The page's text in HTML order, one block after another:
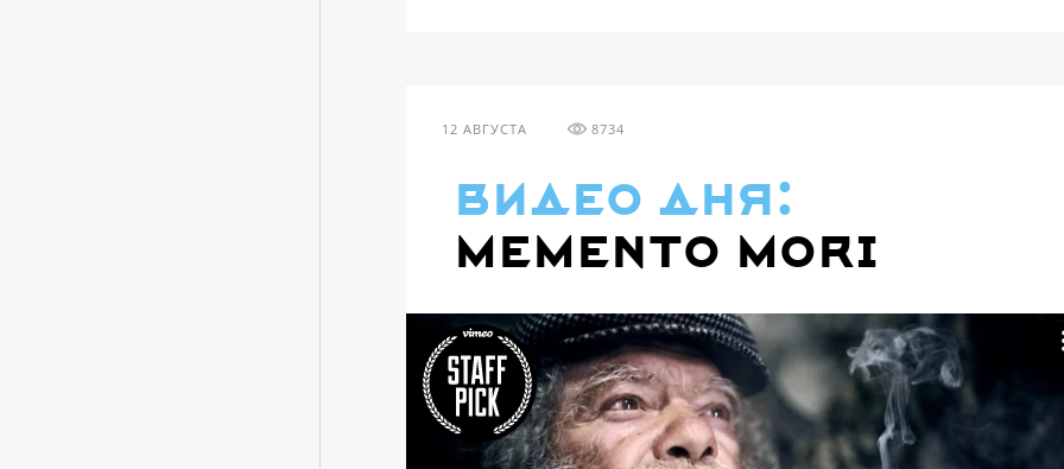
12 АВГУСТА 8734
видео дня:
Memento mori